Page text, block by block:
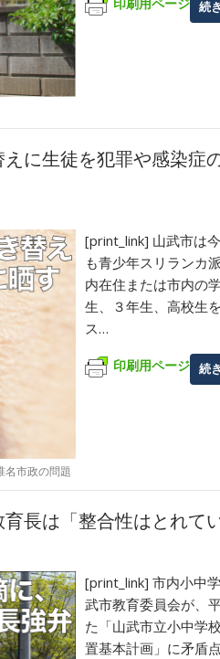
続
に生徒を犯罪や感染症
[print_link] 山武市は
も青少年スリランカ
内在住または市内の
生、３年生、高校生
ス…
印刷用ページ 続
名市政の問題
長は「整合性はとれて
[print_link] 市内小中
武市教育委員会が、
た「山武市立小中学
置基本計画」に矛盾